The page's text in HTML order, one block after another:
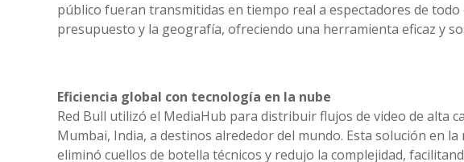
público fueran transmitidas en tiempo real a espectadores de
presupuesto y la geografía, ofreciendo una herramienta eficaz y
Eficiencia global con tecnología en la nube
Red Bull utilizó el MediaHub para distribuir flujos de video de alta
Mumbai, India, a destinos alrededor del mundo. Esta solución en la
eliminó cuellos de botella técnicos y redujo la complejidad,